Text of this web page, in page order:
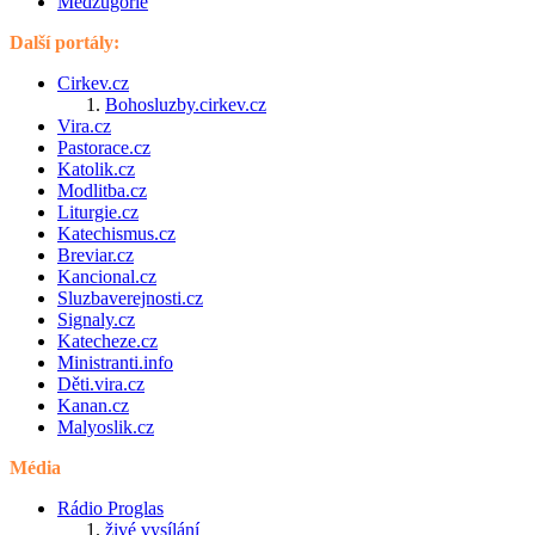
Další portály:
Cirkev.cz
Bohosluzby.cirkev.cz
Vira.cz
Pastorace.cz
Katolik.cz
Modlitba.cz
Liturgie.cz
Katechismus.cz
Breviar.cz
Kancional.cz
Sluzbaverejnosti.cz
Signaly.cz
Katecheze.cz
Ministranti.info
Děti.vira.cz
Kanan.cz
Malyoslik.cz
Média
Rádio Proglas
živé vysílání